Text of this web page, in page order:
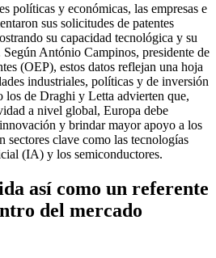
políticas y económicas, las empresas e
sus solicitudes de patentes
su capacidad tecnológica y su
António Campinos, presidente de
(OEP), estos datos reflejan una hoja
industriales, políticas y de inversión
los de Draghi y Letta advierten que,
a nivel global, Europa debe
y brindar mayor apoyo a los
sectores clave como las tecnologías
(IA) y los semiconductores.
así como un referente
del mercado